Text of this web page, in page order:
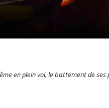
en plein vol, le battement de